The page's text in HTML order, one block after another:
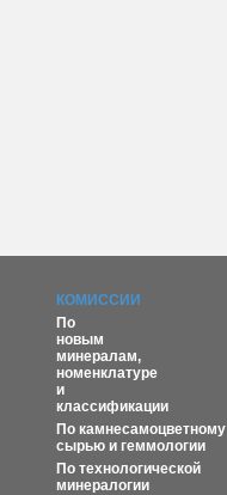
КОМИССИИ
По
новым
минералам,
номенклатуре
и
классификации
По камнесамоцветному
сырью и геммологии
По технологической
минералогии